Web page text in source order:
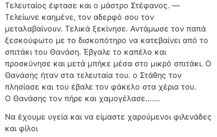
Τελευταίος έφτασε και ο μάστρο Στέφανος. —
Τελείωνε καημένε, τον αδερφό σου τον
μεταλαβαίνουν. Τελικά ξεκίνησε. Αντάμωσε τον παπά
ξεσκούφωτο με το δισκοπότηρο να κατεβαίνει από το
σπιτάκι του Θανάση. Έβγαλε το καπέλο και
προσκύνησε και μετά μπήκε μέσα στο μικρό σπιτάκι. Ο
Θανάσης ήταν στα τελευταία του. ο Στάθης τον
πλησίασε και του έβαλε τον φάκελο στα χέρια του.
Ο Θανάσης τον πήρε και χαμογέλασε…….
Να έχουμε υγεία και να είμαστε χαρούμενοι φιλενάδες
και φίλοι